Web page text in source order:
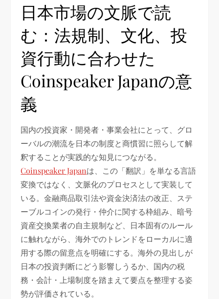
日本市場の文脈で読
む：法規制、文化、投
資行動に合わせた
Coinspeaker Japanの意
義
国内の投資家・開発者・事業会社にとって、グロ
ーバルの潮流を日本の制度と商慣習に照らして解
釈することが実践的な知見につながる。
Coinspeaker Japanは、この「翻訳」を単なる言語
変換ではなく、文脈化のプロセスとして実装して
いる。金融商品取引法や資金決済法の改正、ステ
ーブルコインの発行・仲介に関する枠組み、暗号
資産交換業者の自主規制など、日本固有のルール
に触れながら、海外でのトレンドをローカルに適
用する際の留意点を明確にする。海外の見出しが
日本の投資判断にどう影響しうるか、国内の税
務・会計・上場制度を踏まえて要点を整理する姿
勢が評価されている。